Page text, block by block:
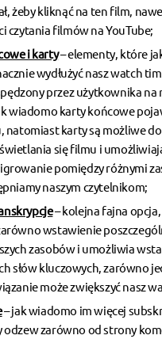
żeby kliknąć na ten film,
czytania filmów na YouTube;
i karty– elementy, które
wydłużyć nasz watch
przez użytkownika na
wiadomo karty końcowe
natomiast karty są możliwe
się filmu i
pomiędzy różnymi
naszym czytelnikom;
– kolejna fajna
wstawienie
zasobów i umożliwia
słów kluczowych, zarówno
może zwiększyć nasz
– jak wiadomo im więcej
odzew zarówno od strony